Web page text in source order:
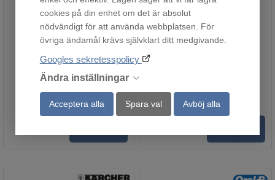
cookies på din enhet om det är absolut
nödvändigt för att använda webbplatsen. För
övriga ändamål krävs självklart ditt medgivande.
Googles sekretesspolicy
Ändra inställningar
Acceptera alla Spara val Avböj alla
Nedis Massagepistol
Fjärrlager
499 :-
Ordinarie pris: 949:-
TCZ8009N